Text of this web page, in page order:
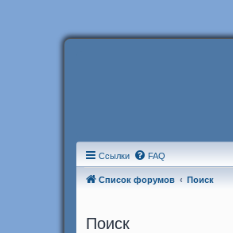
Ссылки FAQ
Список форумов Поиск
Поиск